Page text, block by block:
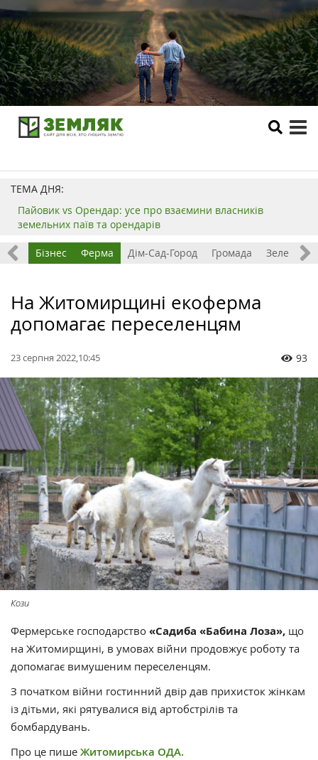
ТЕМА ДНЯ:
Пайовик vs Орендар: усе про взаємини власників
земельних паїв та орендарів
Бізнес Ферма Дім-Сад-Город Громада Зелений
На Житомирщині екоферма
допомагає переселенцям
23 серпня 2022,10:45 93
Кози
Фермерське господарство «Садиба «Бабина Лоза», що
на Житомирщині, в умовах війни продовжує роботу та
допомагає вимушеним переселенцям.
З початком війни гостинний двір дав прихисток жінкам
із дітьми, які рятувалися від артобстрілів та
бомбардувань.
Про це пише Житомирська ОДА.